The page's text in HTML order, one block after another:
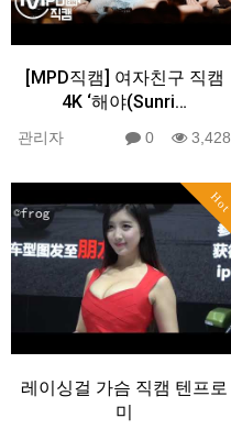
[MPD직캠] 여자친구 직캠
4K ‘해야(Sunri…
관리자 0 3,428
Hot
레이싱걸 가슴 직캠 텐프로
미